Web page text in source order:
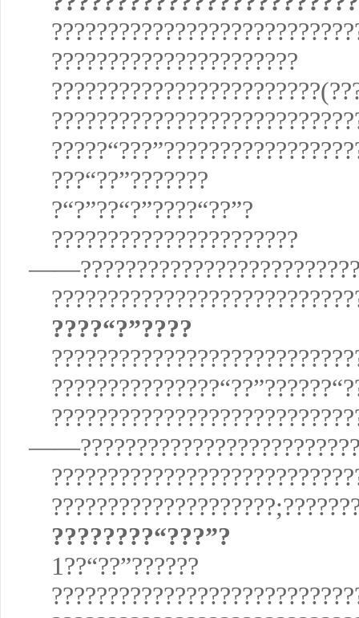
??????????????????????
???“??”???????
?“?”??“?”????“??”?
??????????????????????
????“?”????
????????“???”?
1??“??”??????